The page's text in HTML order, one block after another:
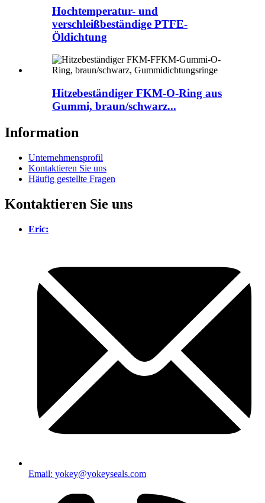
Hochtemperatur- und
verschleißbeständige PTFE-
Öldichtung
Hitzebeständiger FKM-O-Ring aus
Gummi, braun/schwarz...
Information
Unternehmensprofil
Kontaktieren Sie uns
Häufig gestellte Fragen
Kontaktieren Sie uns
Eric:
Email: yokey@yokeyseals.com